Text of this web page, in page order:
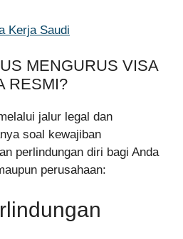
Kerja Saudi
MENGURUS VISA
RESMI?
jalur legal dan
soal kewajiban
perlindungan diri bagi Anda
perusahaan: